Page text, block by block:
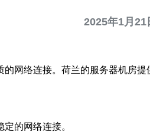
2025年1月21
网络连接。荷兰的服务器机房
的网络连接。